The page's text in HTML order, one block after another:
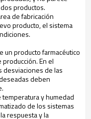
productos.
de fabricación
producto, el sistema
un producto farmacéutico
En el
desviaciones de las
deben
y humedad
de los sistemas
respuesta y la